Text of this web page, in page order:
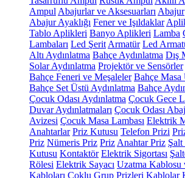
Ampul Abajurlar ve Aksesuarları Abajur
Abajur Ayaklığı Fener ve Işıldaklar
Tablo Aplikleri Banyo Aplikleri Lamba
Lambaları Led Şerit Armatür Led
Altı Aydınlatma Bahçe Aydınlatma Dış
Solar Aydınlatma Projektör ve Sensörler
Bahçe Feneri ve Meşaleler Bahçe Masa
Bahçe Set Üstü Aydınlatma Bahçe
Çocuk Odası Aydınlatma Çocuk Gece
Duvar Aydınlatmaları Çocuk Odası
Avizesi Çocuk Masa Lambası Elektrik
Anahtarlar Priz Kutusu Telefon Prizi
Priz Nümeris Priz Priz Anahtar Priz
Kutusu Kontaktör Elektrik Sigortası
Rölesi Elektrik Sayacı Uzatma Kablosu
Kabloları Çoklu Grup Prizleri Kablolar